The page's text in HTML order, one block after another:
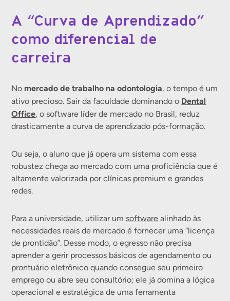
A “Curva de Aprendizado”
como diferencial de
carreira
No mercado de trabalho na odontologia, o tempo é um
ativo precioso. Sair da faculdade dominando o Dental
Office, o software líder de mercado no Brasil, reduz
drasticamente a curva de aprendizado pós-formação.
Ou seja, o aluno que já opera um sistema com essa
robustez chega ao mercado com uma proficiência que é
altamente valorizada por clínicas premium e grandes
redes.
Para a universidade, utilizar um software alinhado às
necessidades reais de mercado é fornecer uma “licença
de prontidão”. Desse modo, o egresso não precisa
aprender a gerir processos básicos de agendamento ou
prontuário eletrônico quando consegue seu primeiro
emprego ou abre seu consultório; ele já domina a lógica
operacional e estratégica de uma ferramenta